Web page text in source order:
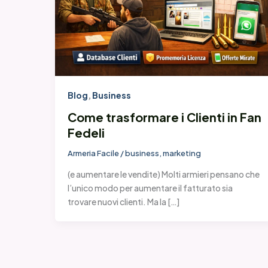
Blog, Business
Come trasformare i Clienti in Fan
Fedeli
Armeria Facile/business,marketing
(e aumentare le vendite) Molti armieri pensano che
l’unico modo per aumentare il fatturato sia
trovare nuovi clienti. Ma la […]